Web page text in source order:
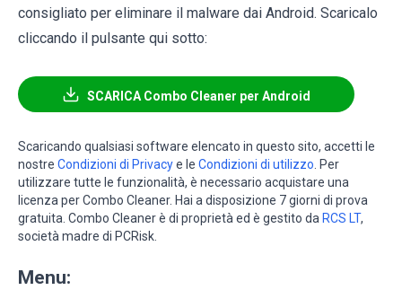
consigliato per eliminare il malware dai Android. Scaricalo
cliccando il pulsante qui sotto:
SCARICA Combo Cleaner per Android
Scaricando qualsiasi software elencato in questo sito, accetti le
nostre Condizioni di Privacye le Condizioni di utilizzo. Per
utilizzare tutte le funzionalità, è necessario acquistare una
licenza per Combo Cleaner. Hai a disposizione 7 giorni di prova
gratuita. Combo Cleaner è di proprietà ed è gestito da RCS LT,
società madre di PCRisk.
Menu: